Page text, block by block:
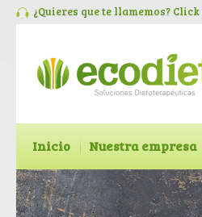
¿Quieres que te llamemos? Click
Inicio Nuestra empresa